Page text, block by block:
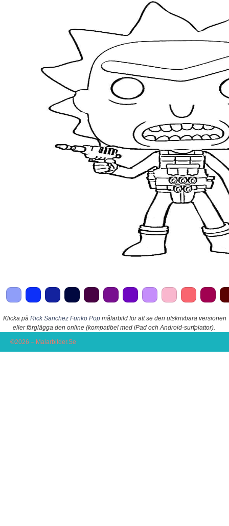
Klicka på Rick Sanchez Funko Popmålarbild för att se den utskrivbara versionen
eller färglägga den online (kompatibel med iPad och Android-surfplattor).
©2026 – Malarbilder.Se